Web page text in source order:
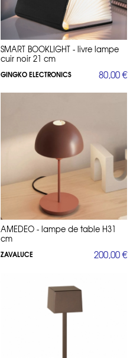
SMART BOOKLIGHT - livre lampe
cuir noir 21 cm
GINGKO ELECTRONICS 80,00 €
AMEDEO - lampe de table H31
cm
ZAVALUCE 200,00 €